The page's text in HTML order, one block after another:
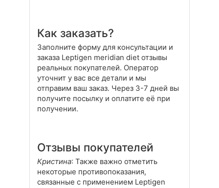
Как заказать?
Заполните форму для консультации и
заказа Leptigen meridian diet отзывы
реальных покупателей. Оператор
уточнит у вас все детали и мы
отправим ваш заказ. Через 3-7 дней вы
получите посылку и оплатите её при
получении.
Отзывы покупателей
Кристина: Также важно отметить
некоторые противопоказания,
связанные с применением Leptigen